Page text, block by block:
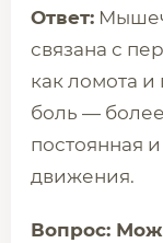
Ответ:
связана с
как ломота и
боль —
постоянная
движения.
Вопрос: